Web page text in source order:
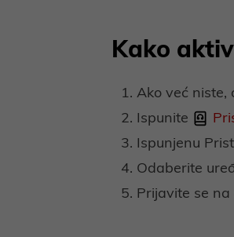
Kako
Ako već niste,
Ispunite
Ispunjenu
Odaberite
Prijavite se na